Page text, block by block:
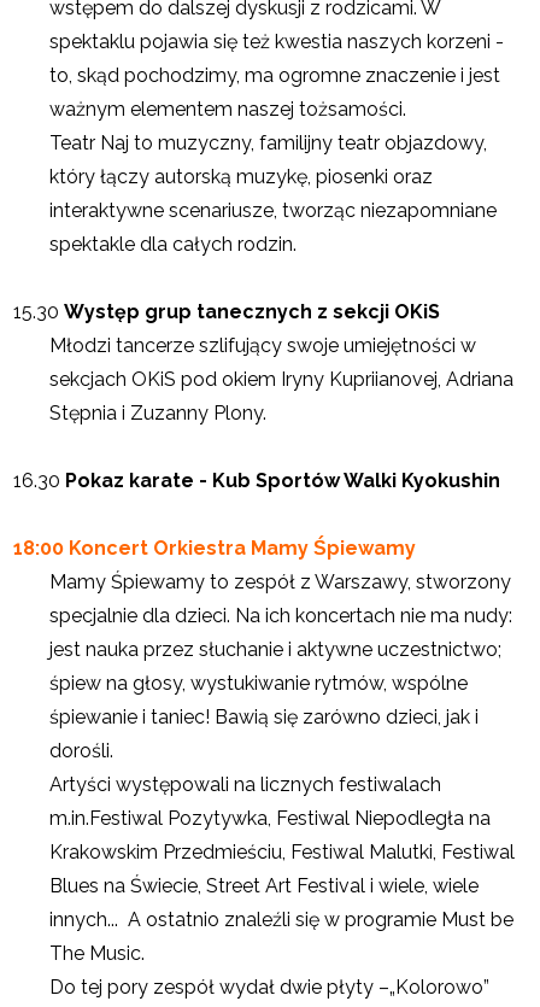
wstępem do dalszej dyskusji z rodzicami. W
spektaklu pojawia się też kwestia naszych korzeni -
to, skąd pochodzimy, ma ogromne znaczenie i jest
ważnym elementem naszej tożsamości.
Teatr Naj to muzyczny, familijny teatr objazdowy,
który łączy autorską muzykę, piosenki oraz
interaktywne scenariusze, tworząc niezapomniane
spektakle dla całych rodzin.
15.30Występ grup tanecznych z sekcji OKiS
Młodzi tancerze szlifujący swoje umiejętności w
sekcjach OKiS pod okiem Iryny Kupriianovej, Adriana
Stępnia i Zuzanny Plony.
16.30 Pokaz karate - Kub Sportów Walki Kyokushin
18:00 Koncert Orkiestra Mamy Śpiewamy
Mamy Śpiewamy to zespół z Warszawy, stworzony
specjalnie dla dzieci. Na ich koncertach nie ma nudy:
jest nauka przez słuchanie i aktywne uczestnictwo;
śpiew na głosy, wystukiwanie rytmów, wspólne
śpiewanie i taniec! Bawią się zarówno dzieci, jak i
dorośli.
Artyści występowali na licznych festiwalach
m.in.Festiwal Pozytywka, Festiwal Niepodległa na
Krakowskim Przedmieściu, Festiwal Malutki, Festiwal
Blues na Świecie, Street Art Festival i wiele, wiele
innych... A ostatnio znaleźli się w programie Must be
The Music.
Do tej pory zespół wydał dwie płyty –„Kolorowo”